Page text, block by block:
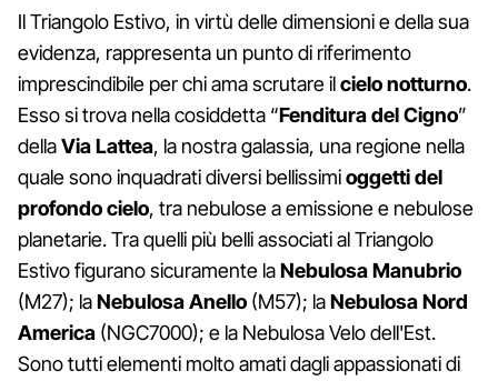
Il Triangolo Estivo, in virtù delle dimensioni e della sua
evidenza, rappresenta un punto di riferimento
imprescindibile per chi ama scrutare ilcielo notturno.
Esso si trova nella cosiddetta “Fenditura del Cigno”
dellaVia Lattea, la nostra galassia, una regione nella
quale sono inquadrati diversi bellissimioggetti del
profondo cielo, tra nebulose a emissione e nebulose
planetarie. Tra quelli più belli associati al Triangolo
Estivo figurano sicuramente laNebulosa Manubrio
(M27); laNebulosa Anello (M57); laNebulosa Nord
America (NGC7000); e la Nebulosa Velo dell'Est.
Sono tutti elementi molto amati dagli appassionati di